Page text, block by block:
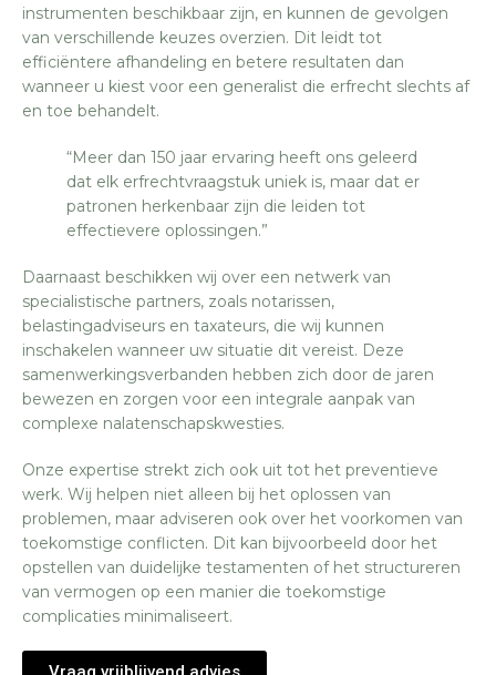
instrumenten beschikbaar zijn, en kunnen de gevolgen
van verschillende keuzes overzien. Dit leidt tot
efficiëntere afhandeling en betere resultaten dan
wanneer u kiest voor een generalist die erfrecht slechts af
en toe behandelt.
“Meer dan 150 jaar ervaring heeft ons geleerd
dat elk erfrechtvraagstuk uniek is, maar dat er
patronen herkenbaar zijn die leiden tot
effectievere oplossingen.”
Daarnaast beschikken wij over een netwerk van
specialistische partners, zoals notarissen,
belastingadviseurs en taxateurs, die wij kunnen
inschakelen wanneer uw situatie dit vereist. Deze
samenwerkingsverbanden hebben zich door de jaren
bewezen en zorgen voor een integrale aanpak van
complexe nalatenschapskwesties.
Onze expertise strekt zich ook uit tot het preventieve
werk. Wij helpen niet alleen bij het oplossen van
problemen, maar adviseren ook over het voorkomen van
toekomstige conflicten. Dit kan bijvoorbeeld door het
opstellen van duidelijke testamenten of het structureren
van vermogen op een manier die toekomstige
complicaties minimaliseert.